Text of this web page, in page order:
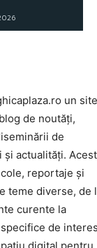
un site
de noutăți,
de
și actualități.
reportaje și
teme diverse, de
curente la
de